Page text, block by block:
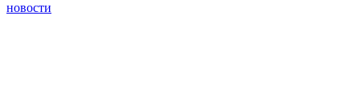
новости